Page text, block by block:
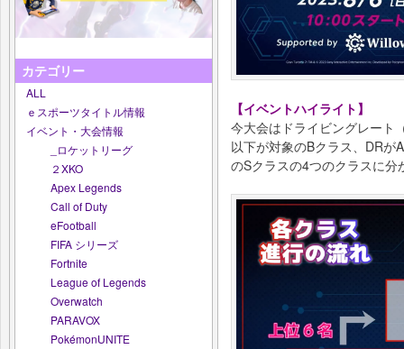
カテゴリー
ALL
ｅスポーツタイトル情報
イベント・大会情報
_ロケットリーグ
２XKO
Apex Legends
Call of Duty
eFootball
FIFA シリーズ
Fortnite
League of Legends
Overwatch
PARAVOX
PokémonUNITE
【イベントハイライト】
今大会はドライビングレート
以下が対象のBクラス、DRが
のSクラスの4つのクラスに